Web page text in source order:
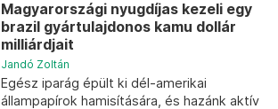
Magyarországi nyugdíjas kezeli egy
brazil gyártulajdonos kamu dollár
milliárdjait
Jandó Zoltán
Egész iparág épült ki dél-amerikai
állampapírok hamisítására, és hazánk aktív